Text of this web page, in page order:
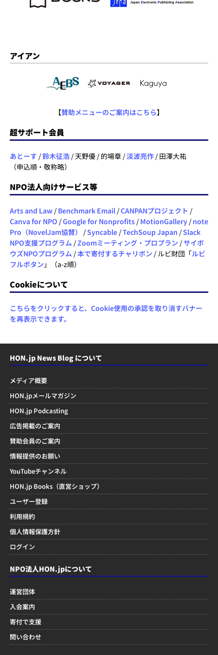
アイアン
【賛助メニューのご案内はこちら】
超サポート会員
あとーす /鈴木征浩 / 天野優 / 的場章 /淡波亮作 / 田澤大祐
（申込順・敬称略）
NPO法人向けサービス等
Arts and Law / Benchmark Email /CANPANプロジェクト /
Canva for NPO /Google for Nonprofits / MotionGallery / note
Pro（NovelJam協賛）
/Syncable /TechSoup Japan /Slack
NPO支援プログラム /Zoomミーティング・プロプラン /サイボ
ウズNPOプログラム /本で寄付するチャリボン / ルビ財団「ルビ
フルボタン 」（a-z順）
Cookieについて
こちらをクリックすると、Cookie使用の承認を取り消すバナー
を再表示できます。
HON.jp News Blog について
メディア概要
HON.jpメールマガジン
HON.jp Podcasting
広告掲載のご案内
賛助会員のご案内
情報提供のお願い
YouTubeチャンネル
HON.jp Books（直営ショップ）
ユーザー登録
利用規約
個人情報保護方針
ログイン
NPO法人HON.jpについて
運営団体
入会案内
寄付で支援
問い合わせ